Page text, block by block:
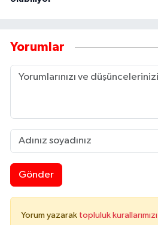
Yorumlar
Gönder
Yorum yazarak topluluk kurallarımızı